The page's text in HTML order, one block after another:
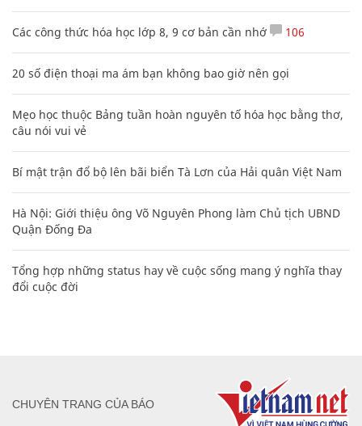
Các công thức hóa học lớp 8, 9 cơ bản cần nhớ 106
20 số điện thoại ma ám bạn không bao giờ nên gọi
Mẹo học thuộc Bảng tuần hoàn nguyên tố hóa học bằng thơ,
câu nói vui vẻ
Bí mật trận đổ bộ lên bãi biển Tà Lơn của Hải quân Việt Nam
Hà Nội: Giới thiệu ông Võ Nguyên Phong làm Chủ tịch UBND
Quận Đống Đa
Tổng hợp những status hay về cuộc sống mang ý nghĩa thay
đổi cuộc đời
CHUYÊN TRANG CỦA BÁO